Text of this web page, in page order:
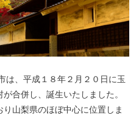
合併し、誕生いたしました。
山梨県のほぼ中心に位置しま